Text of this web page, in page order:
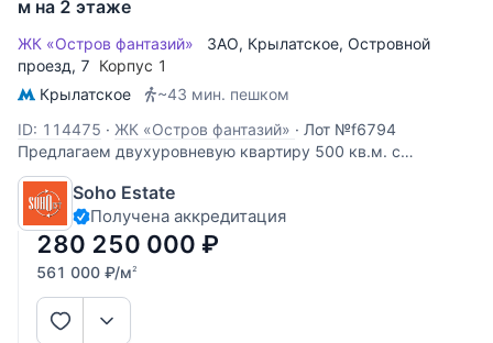
м на 2 этаже
ЖК «Остров фантазий» ЗАО, Крылатское, Островной
проезд, 7 Корпус 1
Крылатское
~43 мин. пешком
ID: 114475 · ЖК «Остров фантазий» · Лот №f6794
Предлагаем двухуровневую квартиру 500 кв.м. с
красивым дизайнерским ремонтом в стиле современная
классика. 1 уровень: гостиная с выходом на террасу,
зимний сад, 4 изолированные комнаты, гардеробные
комнаты, 2 санузла, постирочная 2 уровень
Soho Estate
Получена аккредитация
280 250 000 ₽
561 000 ₽/м2